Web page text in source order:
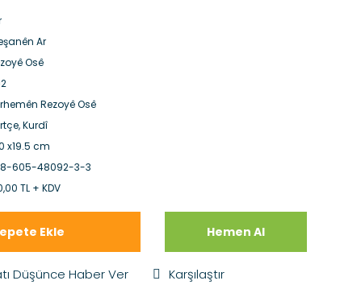
Ar
Osê
Rezoyê Osê
Kurdî
x19.5 cm
605-48092-3-3
TL + KDV
Ekle Hemen Al
Düşünce Haber Ver Karşılaştır